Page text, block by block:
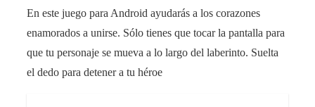
En este juego para Android ayudarás a los corazones
enamorados a unirse. Sólo tienes que tocar la pantalla para
que tu personaje se mueva a lo largo del laberinto. Suelta
el dedo para detener a tu héroe